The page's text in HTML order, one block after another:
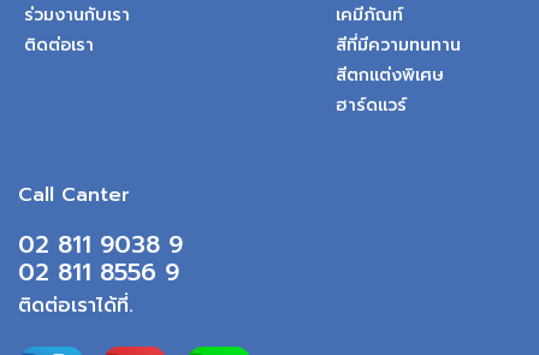
ร่วมงานกับเรา
ติดต่อเรา
เคมีภัณท์
สีที่มีความทนทาน
สีตกแต่งพิเศษ
ฮาร์ดแวร์
Call Canter
02 811 9038 9
02 811 8556 9
ติดต่อเราได้ที่.